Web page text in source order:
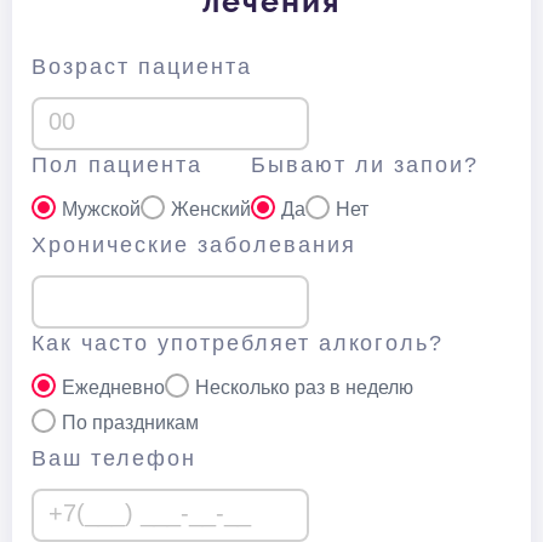
Возраст пациента
Пол пациента
Мужской Женский
Бывают ли запои?
Да Нет
Хронические заболевания
Как часто употребляет алкоголь?
Ежедневно
Несколько раз в неделю
По праздникам
Ваш телефон